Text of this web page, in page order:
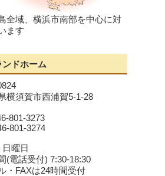
全域、横浜市南部を中心に対
ます
ンドホーム
横須賀市西浦賀5-1-28
801-3273
801-3274
曜日
(電話受付) 7:30-18:30
・FAXは24時間受付